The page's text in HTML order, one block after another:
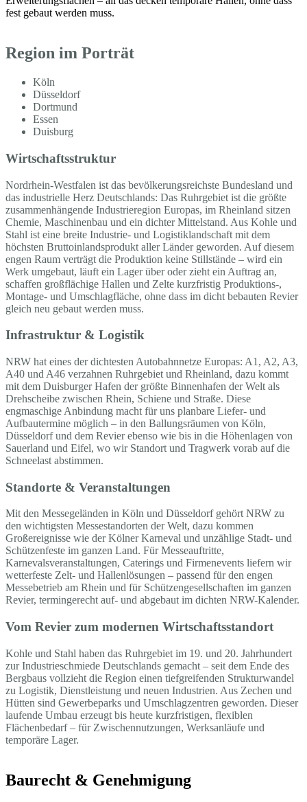
fest gebaut werden muss.
Region im Porträt
Köln
Düsseldorf
Dortmund
Essen
Duisburg
Wirtschaftsstruktur
Nordrhein-Westfalen ist das bevölkerungsreichste Bundesland und
das industrielle Herz Deutschlands: Das Ruhrgebiet ist die größte
zusammenhängende Industrieregion Europas, im Rheinland sitzen
Chemie, Maschinenbau und ein dichter Mittelstand. Aus Kohle und
Stahl ist eine breite Industrie- und Logistiklandschaft mit dem
höchsten Bruttoinlandsprodukt aller Länder geworden. Auf diesem
engen Raum verträgt die Produktion keine Stillstände – wird ein
Werk umgebaut, läuft ein Lager über oder zieht ein Auftrag an,
schaffen großflächige Hallen und Zelte kurzfristig Produktions-,
Montage- und Umschlagfläche, ohne dass im dicht bebauten Revier
gleich neu gebaut werden muss.
Infrastruktur & Logistik
NRW hat eines der dichtesten Autobahnnetze Europas: A1, A2, A3,
A40 und A46 verzahnen Ruhrgebiet und Rheinland, dazu kommt
mit dem Duisburger Hafen der größte Binnenhafen der Welt als
Drehscheibe zwischen Rhein, Schiene und Straße. Diese
engmaschige Anbindung macht für uns planbare Liefer- und
Aufbautermine möglich – in den Ballungsräumen von Köln,
Düsseldorf und dem Revier ebenso wie bis in die Höhenlagen von
Sauerland und Eifel, wo wir Standort und Tragwerk vorab auf die
Schneelast abstimmen.
Standorte & Veranstaltungen
Mit den Messegeländen in Köln und Düsseldorf gehört NRW zu
den wichtigsten Messestandorten der Welt, dazu kommen
Großereignisse wie der Kölner Karneval und unzählige Stadt- und
Schützenfeste im ganzen Land. Für Messeauftritte,
Karnevalsveranstaltungen, Caterings und Firmenevents liefern wir
wetterfeste Zelt- und Hallenlösungen – passend für den engen
Messebetrieb am Rhein und für Schützengesellschaften im ganzen
Revier, termingerecht auf- und abgebaut im dichten NRW-Kalender.
Vom Revier zum modernen Wirtschaftsstandort
Kohle und Stahl haben das Ruhrgebiet im 19. und 20. Jahrhundert
zur Industrieschmiede Deutschlands gemacht – seit dem Ende des
Bergbaus vollzieht die Region einen tiefgreifenden Strukturwandel
zu Logistik, Dienstleistung und neuen Industrien. Aus Zechen und
Hütten sind Gewerbeparks und Umschlagzentren geworden. Dieser
laufende Umbau erzeugt bis heute kurzfristigen, flexiblen
Flächenbedarf – für Zwischennutzungen, Werksanläufe und
temporäre Lager.
Baurecht & Genehmigung